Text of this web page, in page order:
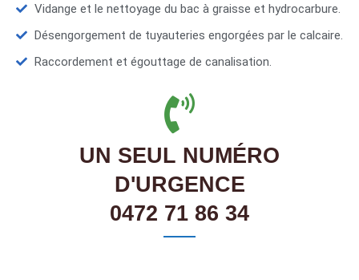
Vidange et le nettoyage du bac à graisse et hydrocarbure.
Désengorgement de tuyauteries engorgées par le calcaire.
Raccordement et égouttage de canalisation.
UN SEUL NUMÉRO
D'URGENCE
0472 71 86 34